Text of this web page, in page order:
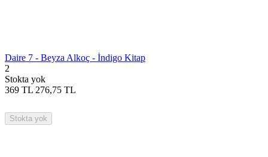
Daire 7 - Beyza Alkoç - İndigo Kitap
2
Stokta yok
369 TL 276,75 TL
Stokta yok